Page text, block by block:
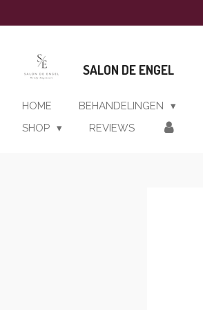
direct
hoofdinhoud
SALON DE ENGEL
HOME BEHANDELINGEN
SHOP
REVIEWS